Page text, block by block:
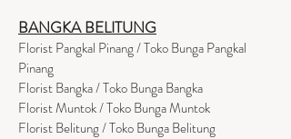
BANGKA BELITUNG
Florist Pangkal Pinang / Toko Bunga Pangkal
Pinang
Florist Bangka / Toko Bunga Bangka
Florist Muntok / Toko Bunga Muntok
Florist Belitung / Toko Bunga Belitung